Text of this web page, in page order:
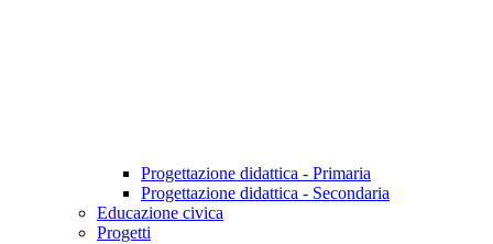
Progettazione didattica - Primaria
Progettazione didattica - Secondaria
Educazione civica
Progetti